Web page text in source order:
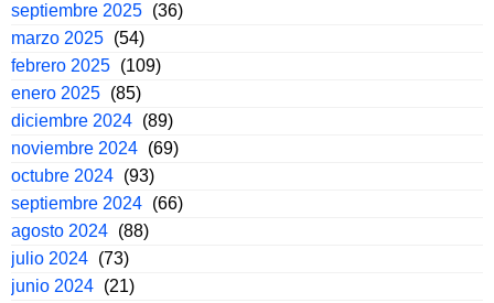
septiembre 2025 (36)
marzo 2025 (54)
febrero 2025 (109)
enero 2025 (85)
diciembre 2024 (89)
noviembre 2024 (69)
octubre 2024 (93)
septiembre 2024 (66)
agosto 2024 (88)
julio 2024 (73)
junio 2024 (21)